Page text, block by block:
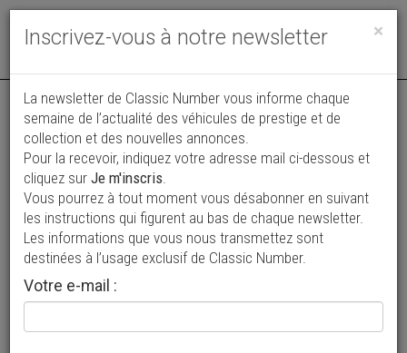
Toggle
Vos annonces vues par
plus de 4 millions de collectionneurs
Ajouter une annonce
> Rechercher un véhicule
×
Inscrivez-vous à notre newsletter
La newsletter de Classic Number vous informe chaque
semaine de l’actualité des véhicules de prestige et de
collection et des nouvelles annonces.
Pour la recevoir, indiquez votre adresse mail ci-dessous et
cliquez sur Je m'inscris.
Vous pourrez à tout moment vous désabonner en suivant
les instructions qui figurent au bas de chaque newsletter.
Les informations que vous nous transmettez sont
destinées à l’usage exclusif de Classic Number.
Votre e-mail :